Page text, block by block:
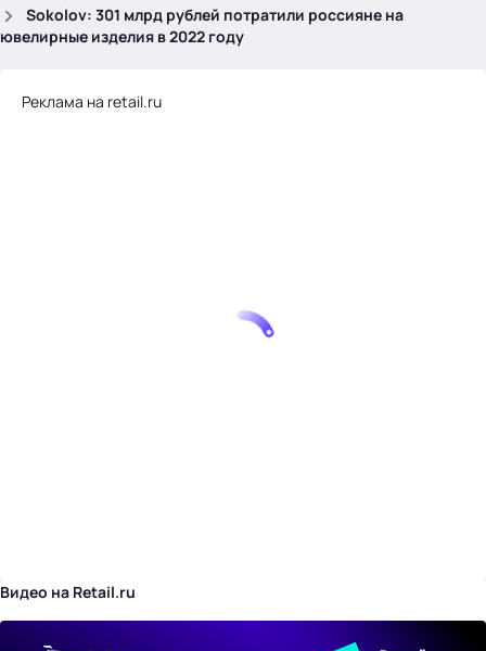
Sokolov: 301 млрд рублей потратили россияне на
ювелирные изделия в 2022 году
Реклама на retail.ru
Видео на Retail.ru